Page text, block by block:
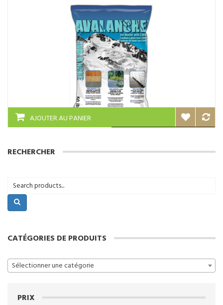
AJOUTER AU PANIER
RECHERCHER
CATÉGORIES DE PRODUITS
Sélectionner une catégorie
PRIX